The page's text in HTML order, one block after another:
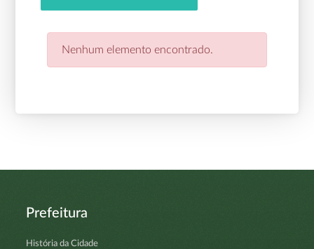
Nenhum elemento encontrado.
Prefeitura
História da Cidade